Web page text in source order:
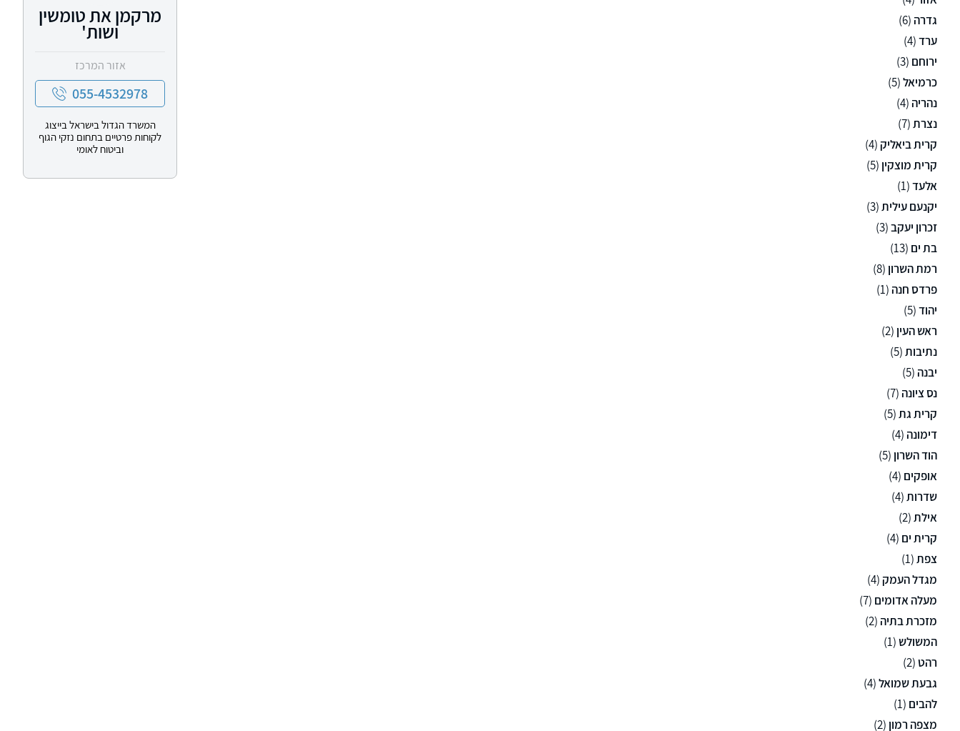
גדרה (6)
ערד(4)
ירוחם (3)
כרמיאל(5)
נהריה (4)
נצרת(7)
קרית ביאליק(4)
קרית מוצקין (5)
אלעד(1)
יקנעם עילית(3)
זכרון יעקב(3)
בת ים (13)
רמת השרון (8)
פרדס חנה (1)
יהוד(5)
ראש העין (2)
נתיבות(5)
יבנה (5)
נס ציונה (7)
קרית גת(5)
דימונה (4)
הוד השרון (5)
אופקים (4)
שדרות(4)
אילת(2)
קרית ים (4)
צפת(1)
מגדל העמק(4)
מעלה אדומים (7)
מזכרת בתיה (2)
המשולש(1)
רהט(2)
גבעת שמואל(4)
להבים (1)
מצפה רמון (2)
מרקמן את טומשין
ושות'
אזור המרכז
055-4532978
המשרד הגדול בישראל בייצוג
לקוחות פרטיים בתחום נזקי הגוף
וביטוח לאומי